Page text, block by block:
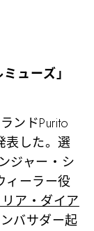
ューズ」
ンドPurito
表した。選
ジャー・シ
ィーラー役
ア・ダイア
バサダー起